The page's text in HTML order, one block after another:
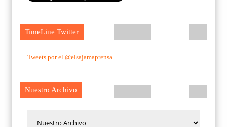
TimeLine Twitter
Tweets por el @elsajamaprensa.
Nuestro Archivo